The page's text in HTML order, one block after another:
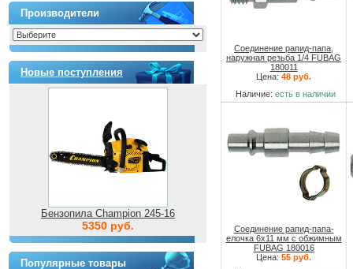
Производители
Новые поступления
Бензопила Champion 245-16
5350 руб.
Популярные товары
Соединение рапид-папа,
наружная резьба 1/4 FUBAG
180011
Цена: 48 руб.
Наличие: есть в наличии
Соединение рапид-папа-
елочка 6х11 мм с обжимным
FUBAG 180016
Цена: 55 руб.